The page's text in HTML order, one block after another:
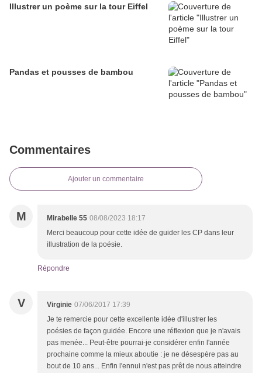
Illustrer un poème sur la tour Eiffel
Pandas et pousses de bambou
Commentaires
Ajouter un commentaire
M Mirabelle 55 08/08/2023 18:17
Merci beaucoup pour cette idée de guider les CP dans leur
illustration de la poésie.
Répondre
V Virginie 07/06/2017 17:39
Je te remercie pour cette excellente idée d'illustrer les
poésies de façon guidée. Encore une réflexion que je n'avais
pas menée... Peut-être pourrai-je considérer enfin l'année
prochaine comme la mieux aboutie : je ne désespère pas au
bout de 10 ans... Enfin l'ennui n'est pas prêt de nous atteindre